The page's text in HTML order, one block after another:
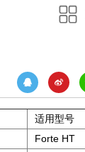
适用型号
Forte HT